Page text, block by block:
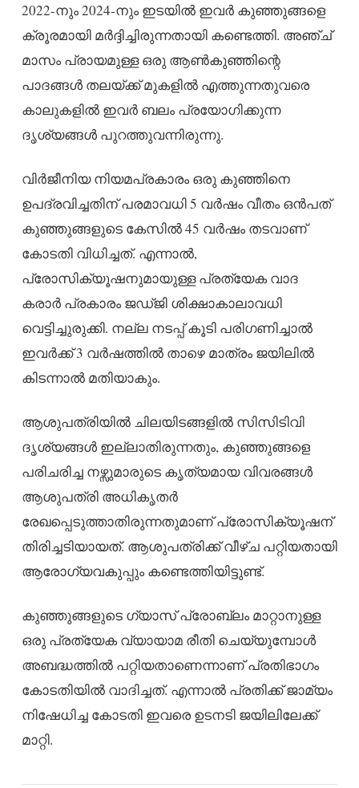
2022-നും 2024-നും ഇടയിൽ ഇവർ കുഞ്ഞുങ്ങളെ
ക്രൂരമായി മർദ്ദിച്ചിരുന്നതായി കണ്ടെത്തി. അഞ്ച്
മാസം പ്രായമുള്ള ഒരു ആൺകുഞ്ഞിന്റെ
പാദങ്ങൾ തലയ്ക്ക് മുകളിൽ എത്തുന്നതുവരെ
കാലുകളിൽ ഇവർ ബലം പ്രയോഗിക്കുന്ന
ദൃശ്യങ്ങൾ പുറത്തുവന്നിരുന്നു.
വിർജീനിയ നിയമപ്രകാരം ഒരു കുഞ്ഞിനെ
ഉപദ്രവിച്ചതിന് പരമാവധി 5 വർഷം വീതം ഒൻപത്
കുഞ്ഞുങ്ങളുടെ കേസിൽ 45 വർഷം തടവാണ്
കോടതി വിധിച്ചത്. എന്നാൽ,
പ്രോസിക്യൂഷനുമായുള്ള പ്രത്യേക വാദ
കരാർ പ്രകാരം ജഡ്ജി ശിക്ഷാകാലാവധി
വെട്ടിച്ചുരുക്കി. നല്ല നടപ്പ് കൂടി പരിഗണിച്ചാൽ
ഇവർക്ക് 3 വർഷത്തിൽ താഴെ മാത്രം ജയിലിൽ
കിടന്നാൽ മതിയാകും.
ആശുപത്രിയിൽ ചിലയിടങ്ങളിൽ സിസിടിവി
ദൃശ്യങ്ങൾ ഇല്ലാതിരുന്നതും, കുഞ്ഞുങ്ങളെ
പരിചരിച്ച നഴ്സുമാരുടെ കൃത്യമായ വിവരങ്ങൾ
ആശുപത്രി അധികൃതർ
രേഖപ്പെടുത്താതിരുന്നതുമാണ് പ്രോസിക്യൂഷന്
തിരിച്ചടിയായത്. ആശുപത്രിക്ക് വീഴ്ച പറ്റിയതായി
ആരോഗ്യവകുപ്പും കണ്ടെത്തിയിട്ടുണ്ട്.
കുഞ്ഞുങ്ങളുടെ ഗ്യാസ് പ്രോബ്ലം മാറ്റാനുള്ള
ഒരു പ്രത്യേക വ്യായാമ രീതി ചെയ്യുമ്പോൾ
അബദ്ധത്തിൽ പറ്റിയതാണെന്നാണ് പ്രതിഭാഗം
കോടതിയിൽ വാദിച്ചത്. എന്നാൽ പ്രതിക്ക് ജാമ്യം
നിഷേധിച്ച കോടതി ഇവരെ ഉടനടി ജയിലിലേക്ക്
മാറ്റി.